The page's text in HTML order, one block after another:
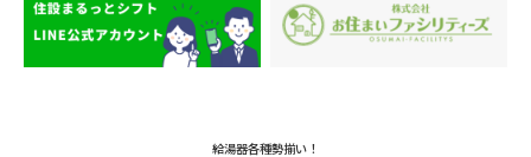
給湯器各種勢揃い！